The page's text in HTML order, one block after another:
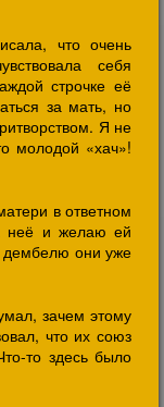
что очень
себя
строчке её
за мать, но
Я не
молодой «хач»!
в ответном
неё и желаю ей
дембелю они уже
зачем этому
что их союз
то здесь было